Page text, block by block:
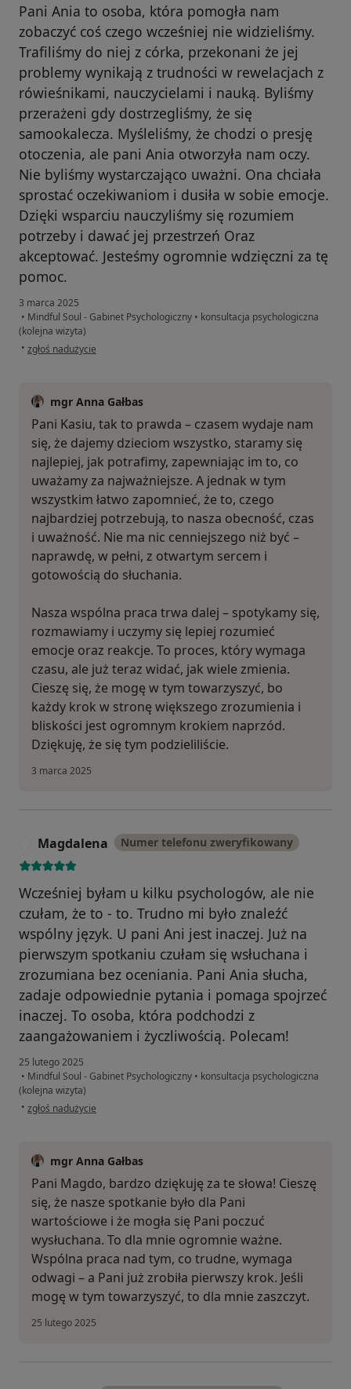
Pani Ania to osoba, która pomogła nam
zobaczyć coś czego wcześniej nie widzieliśmy.
Trafiliśmy do niej z córka, przekonani że jej
problemy wynikają z trudności w rewelacjach z
rówieśnikami, nauczycielami i nauką. Byliśmy
przerażeni gdy dostrzegliśmy, że się
samookalecza. Myśleliśmy, że chodzi o presję
otoczenia, ale pani Ania otworzyła nam oczy.
Nie byliśmy wystarczająco uważni. Ona chciała
sprostać oczekiwaniom i dusiła w sobie emocje.
Dzięki wsparciu nauczyliśmy się rozumiem
potrzeby i dawać jej przestrzeń Oraz
akceptować. Jesteśmy ogromnie wdzięczni za tę
pomoc.
3 marca 2025
• Mindful Soul - Gabinet Psychologiczny • konsultacja psychologiczna
(kolejna wizyta)
• w opinii użytkownika Katarzyna
zgłoś nadużycie
mgr Anna Gałbas
Pani Kasiu, tak to prawda – czasem wydaje nam
się, że dajemy dzieciom wszystko, staramy się
najlepiej, jak potrafimy, zapewniając im to, co
uważamy za najważniejsze. A jednak w tym
wszystkim łatwo zapomnieć, że to, czego
najbardziej potrzebują, to nasza obecność, czas
i uważność. Nie ma nic cenniejszego niż być –
naprawdę, w pełni, z otwartym sercem i
gotowością do słuchania.
Nasza wspólna praca trwa dalej – spotykamy się,
rozmawiamy i uczymy się lepiej rozumieć
emocje oraz reakcje. To proces, który wymaga
czasu, ale już teraz widać, jak wiele zmienia.
Cieszę się, że mogę w tym towarzyszyć, bo
każdy krok w stronę większego zrozumienia i
bliskości jest ogromnym krokiem naprzód.
Dziękuję, że się tym podzieliliście.
3 marca 2025
Magdalena Numer telefonu zweryfikowany
Wcześniej byłam u kilku psychologów, ale nie
czułam, że to - to. Trudno mi było znaleźć
wspólny język. U pani Ani jest inaczej. Już na
pierwszym spotkaniu czułam się wsłuchana i
zrozumiana bez oceniania. Pani Ania słucha,
zadaje odpowiednie pytania i pomaga spojrzeć
inaczej. To osoba, która podchodzi z
zaangażowaniem i życzliwością. Polecam!
25 lutego 2025
• Mindful Soul - Gabinet Psychologiczny • konsultacja psychologiczna
(kolejna wizyta)
• w opinii użytkownika Magdalena
zgłoś nadużycie
mgr Anna Gałbas
Pani Magdo, bardzo dziękuję za te słowa! Cieszę
się, że nasze spotkanie było dla Pani
wartościowe i że mogła się Pani poczuć
wysłuchana. To dla mnie ogromnie ważne.
Wspólna praca nad tym, co trudne, wymaga
odwagi – a Pani już zrobiła pierwszy krok. Jeśli
mogę w tym towarzyszyć, to dla mnie zaszczyt.
25 lutego 2025